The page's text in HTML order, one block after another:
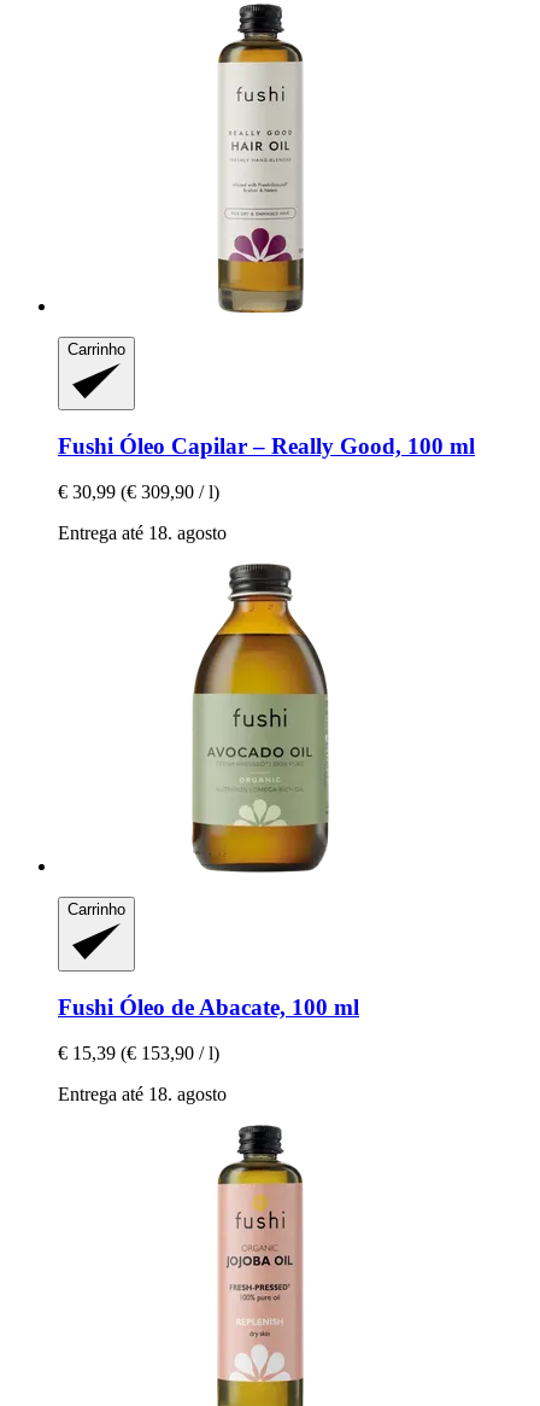
Carrinho
Fushi Óleo Capilar – Really Good, 100 ml
€ 30,99 (€ 309,90 / l)
Entrega até 18. agosto
Carrinho
Fushi Óleo de Abacate, 100 ml
€ 15,39 (€ 153,90 / l)
Entrega até 18. agosto